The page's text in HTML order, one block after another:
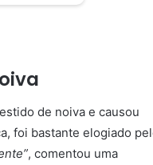
de noiva e causou
foi bastante elogiado
, comentou uma